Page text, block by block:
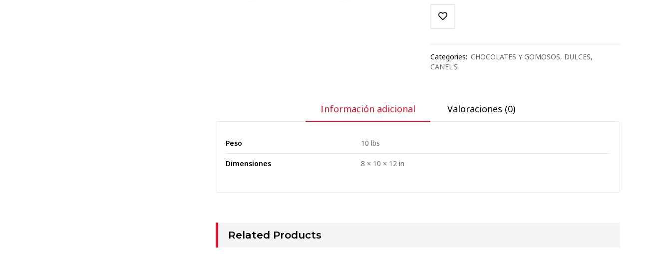
Categories: CHOCOLATES Y GOMOSOS, DULCES,
CANEL'S
Información adicional Valoraciones (0)
Peso 10 lbs
Dimensiones 8 × 10 × 12 in
Related Products